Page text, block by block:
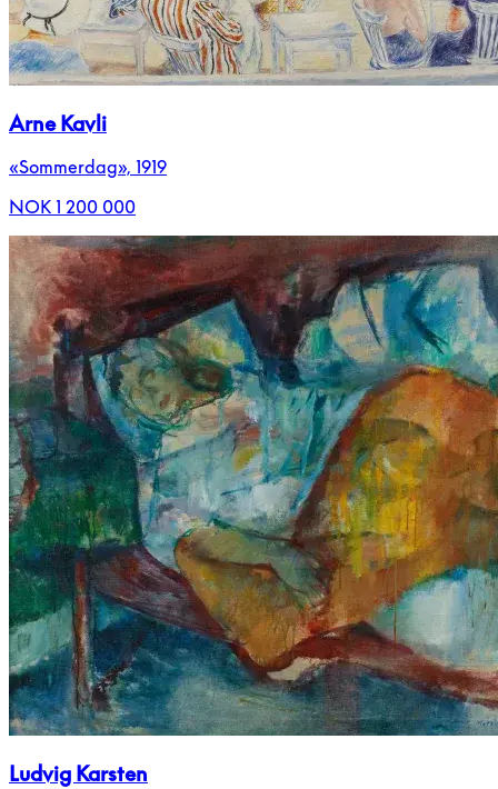
Arne Kavli
«Sommerdag», 1919
NOK 1 200 000
Ludvig Karsten